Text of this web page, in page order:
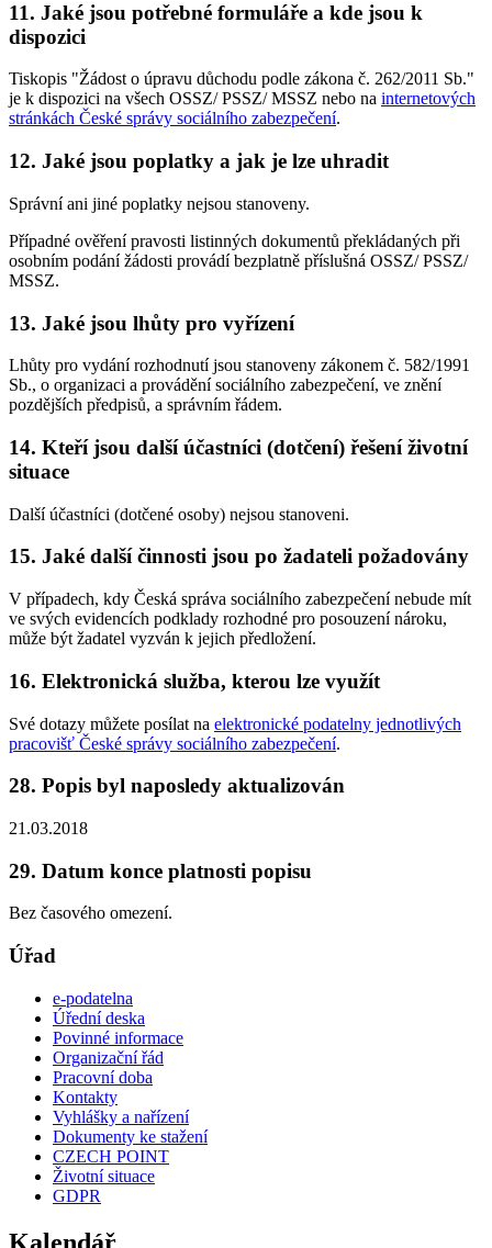
11. Jaké jsou potřebné formuláře a kde jsou k
dispozici
Tiskopis "Žádost o úpravu důchodu podle zákona č. 262/2011 Sb."
je k dispozici na všech OSSZ/ PSSZ/ MSSZ nebo na internetových
stránkách České správy sociálního zabezpečení.
12. Jaké jsou poplatky a jak je lze uhradit
Správní ani jiné poplatky nejsou stanoveny.
Případné ověření pravosti listinných dokumentů překládaných při
osobním podání žádosti provádí bezplatně příslušná OSSZ/ PSSZ/
MSSZ.
13. Jaké jsou lhůty pro vyřízení
Lhůty pro vydání rozhodnutí jsou stanoveny zákonem č. 582/1991
Sb., o organizaci a provádění sociálního zabezpečení, ve znění
pozdějších předpisů, a správním řádem.
14. Kteří jsou další účastníci (dotčení) řešení životní
situace
Další účastníci (dotčené osoby) nejsou stanoveni.
15. Jaké další činnosti jsou po žadateli požadovány
V případech, kdy Česká správa sociálního zabezpečení nebude mít
ve svých evidencích podklady rozhodné pro posouzení nároku,
může být žadatel vyzván k jejich předložení.
16. Elektronická služba, kterou lze využít
Své dotazy můžete posílat na elektronické podatelny jednotlivých
pracovišť České správy sociálního zabezpečení.
28. Popis byl naposledy aktualizován
21.03.2018
29. Datum konce platnosti popisu
Bez časového omezení.
Úřad
e-podatelna
Úřední deska
Povinné informace
Organizační řád
Pracovní doba
Kontakty
Vyhlášky a nařízení
Dokumenty ke stažení
CZECH POINT
Životní situace
GDPR
Kalendář